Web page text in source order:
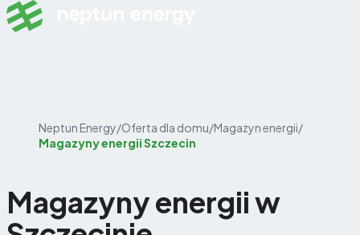
Skip to content
Neptun Energy/Oferta dla domu/Magazyn energii/
Magazyny energii Szczecin
Magazyny energii w